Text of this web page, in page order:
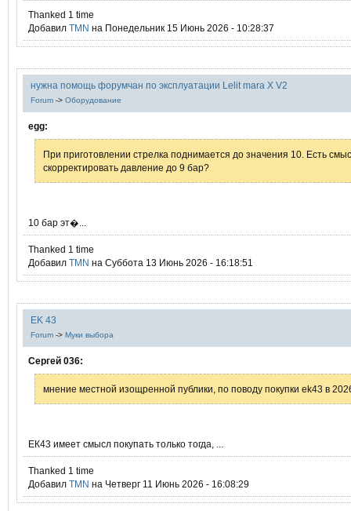
Thanked 1 time
Добавил TMN на Понедельник 15 Июнь 2026 - 10:28:37
нужна помощь форумчан по эксплуатации Lelit mara X V2
Forum -> Оборудование
egg:
При приготовлении стрелка поднимается до значения 10. Есть
скорректировать давление до 9 бар?
10 бар эт�...
Thanked 1 time
Добавил TMN на Суббота 13 Июнь 2026 - 16:18:51
EK 43
Forum -> Муки выбора
Сергей 036:
мнение местной изощренной публики, по поводу покупки ek43 в
ЕК43 имеет смысл покупать только тогда, ...
Thanked 1 time
Добавил TMN на Четверг 11 Июнь 2026 - 16:08:29